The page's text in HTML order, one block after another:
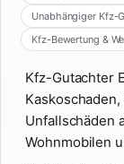
Unabhängiger Kfz-
Kfz-Bewertung &
Kfz-Gutachter
Unfallschäden
Wohnmobilen